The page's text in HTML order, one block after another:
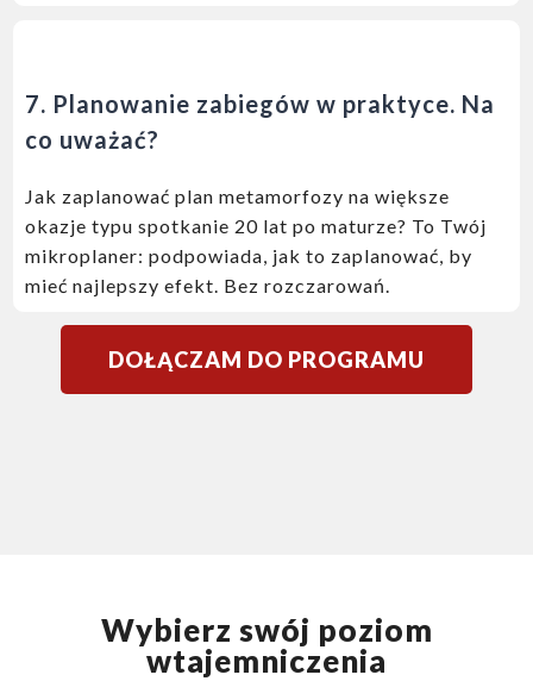
7. Planowanie zabiegów w praktyce. Na
co uważać?
Jak zaplanować plan metamorfozy na większe
okazje typu spotkanie 20 lat po maturze? To Twój
mikroplaner: podpowiada, jak to zaplanować, by
mieć najlepszy efekt. Bez rozczarowań.
DOŁĄCZAM DO PROGRAMU
Wybierz swój poziom
wtajemniczenia